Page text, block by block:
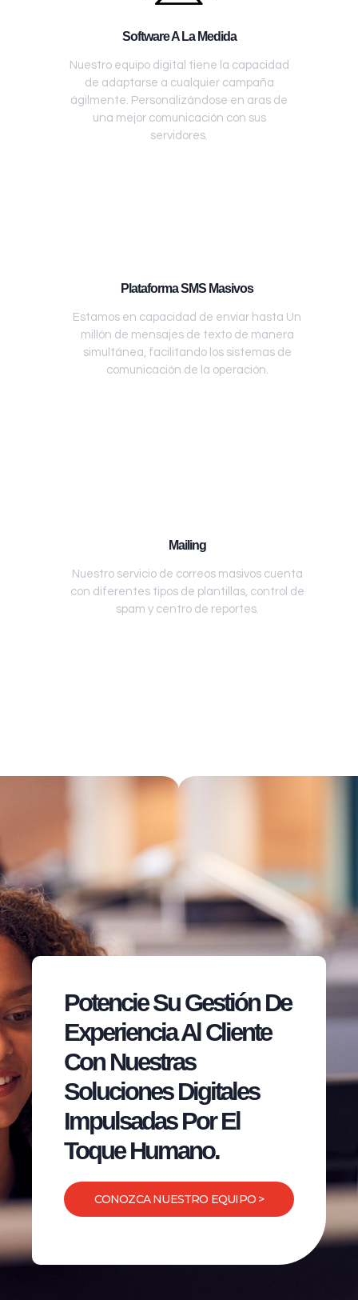
Software A La Medida
Nuestro equipo digital tiene la capacidad
de adaptarse a cualquier campaña
ágilmente. Personalizándose en aras de
una mejor comunicación con sus
servidores.
Plataforma SMS Masivos
Estamos en capacidad de enviar hasta Un
millón de mensajes de texto de manera
simultánea, facilitando los sistemas de
comunicación de la operación.
Mailing
Nuestro servicio de correos masivos cuenta
con diferentes tipos de plantillas, control de
spam y centro de reportes.
Potencie Su Gestión De
Experiencia Al Cliente
Con Nuestras
Soluciones Digitales
Impulsadas Por El
Toque Humano.
CONOZCA NUESTRO EQUIPO >